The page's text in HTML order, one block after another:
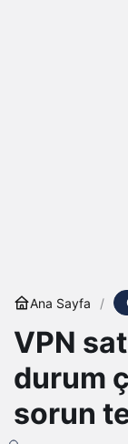
Ana Sayfa
VPN
durum
sorun